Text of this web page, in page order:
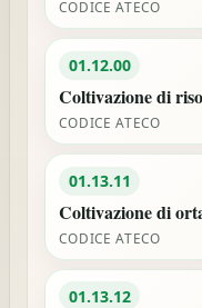
CODICE ATECO
01.12.00
Coltivazione di riso
CODICE ATECO
01.13.11
Coltivazione di
CODICE ATECO
01.13.12